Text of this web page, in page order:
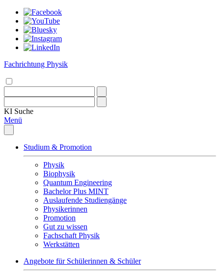
Fachrichtung Physik
KI Suche
Menü
Studium & Promotion
Physik
Biophysik
Quantum Engineering
Bachelor Plus MINT
Auslaufende Studiengänge
Physikerinnen
Promotion
Gut zu wissen
Fachschaft Physik
Werkstätten
Angebote für Schülerinnen & Schüler